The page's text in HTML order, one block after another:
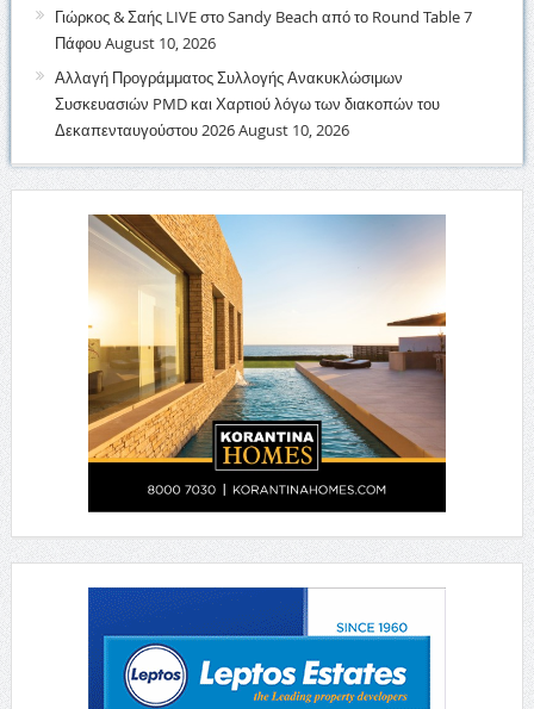
Γιώρκος & Σαής LIVE στο Sandy Beach από το Round Table 7
ΠάφουAugust 10, 2026
Αλλαγή Προγράμματος Συλλογής Ανακυκλώσιμων
Συσκευασιών PMD και Χαρτιού λόγω των διακοπών του
Δεκαπενταυγούστου 2026August 10, 2026